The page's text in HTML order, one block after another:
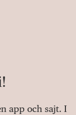
app och sajt. I